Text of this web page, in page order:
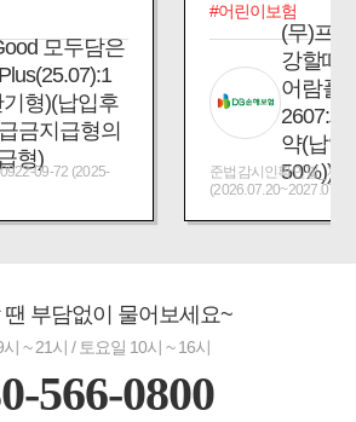
모두담은
형)(납입후
금지급형의
형)
09-72 (2025-
#어린이보험
(무)프
강할때
어람플
2607:
약(납입
50%))
준법감시인확인필_제
땐 부담없이 물어보세요~
시 ~ 21시 / 토요일 10시 ~ 16시
566-0800